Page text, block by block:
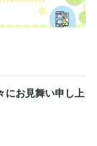
融生活節約
ラム
ライダル
観光
にお見舞い申し上